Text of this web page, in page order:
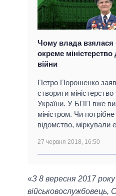
Чому влада взялася
окреме міністерство
війни
Петро Порошенко
створити
України. У БПП вже
міністром. Чи
відомство, міркували
27 червня 2018, 16:50
«З 8 вересня 2017
військовослужбовець,